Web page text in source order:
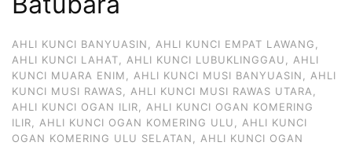
AHLI KUNCI BANYUASIN, AHLI KUNCI EMPAT LAWANG,
AHLI KUNCI LAHAT, AHLI KUNCI LUBUKLINGGAU, AHLI
KUNCI MUARA ENIM, AHLI KUNCI MUSI BANYUASIN, AHLI
KUNCI MUSI RAWAS, AHLI KUNCI MUSI RAWAS UTARA,
AHLI KUNCI OGAN ILIR, AHLI KUNCI OGAN KOMERING
ILIR, AHLI KUNCI OGAN KOMERING ULU, AHLI KUNCI
OGAN KOMERING ULU SELATAN, AHLI KUNCI OGAN